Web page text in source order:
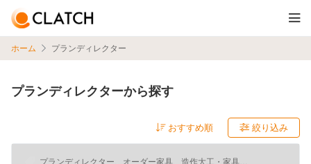
ホーム プランディレクター
プランディレクターから探す
絞り込み
プランディレクター、オーダー家具、造作大工・家具職